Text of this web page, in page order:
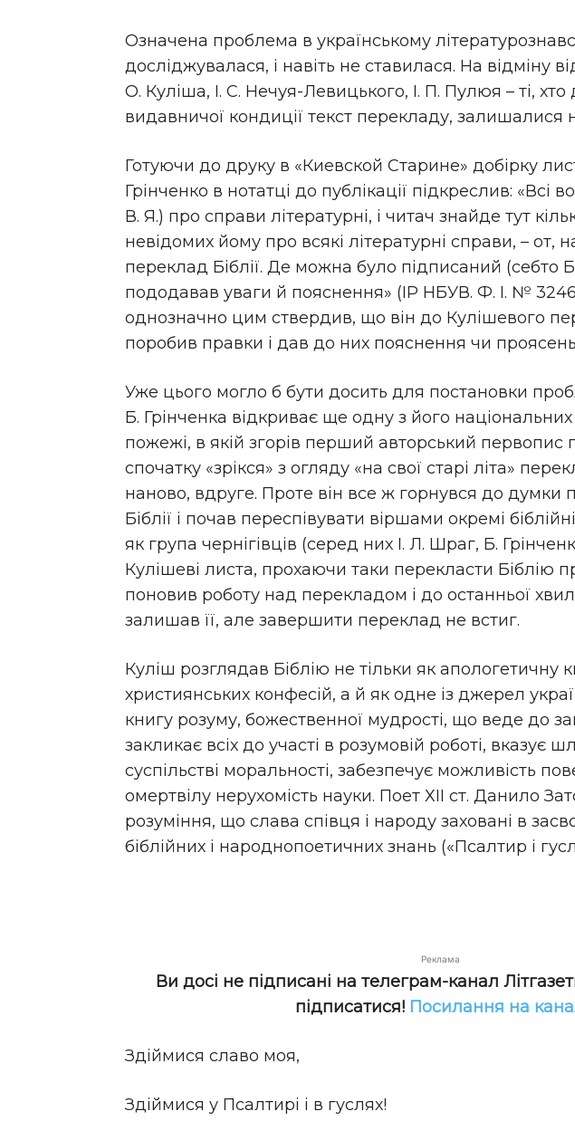
Означена проблема в українському
досліджувалася, і навіть не ставилася. На відміну
О. Куліша, І. С. Нечуя-Левицького, І. П. Пулюя – ті,
видавничої кондиції текст перекладу, залишалися
Готуючи до друку в «Киевской Старине» добірку
Грінченко в нотатці до публікації підкреслив: «Всі
В. Я.) про справи літературні, і читач знайде тут
невідомих йому про всякі літературні справи, – от,
переклад Біблії. Де можна було підписаний (себто
пододавав уваги й пояснення» (ІР НБУВ. Ф. І. №
однозначно цим ствердив, що він до Кулішевого
поробив правки і дав до них пояснення чи
Уже цього могло б бути досить для постановки
Б. Грінченка відкриває ще одну з його національних
пожежі, в якій згорів перший авторський первопис
спочатку «зрікся» з огляду «на свої старі літа»
наново, вдруге. Проте він все ж горнувся до думки
Біблії і почав переспівувати віршами окремі
як група чернігівців (серед них І. Л. Шраг, Б.
Кулішеві листа, прохаючи таки перекласти Біблію
поновив роботу над перекладом і до останньої
залишав її, але завершити переклад не встиг.
Куліш розглядав Біблію не тільки як апологетичну
християнських конфесій, а й як одне із джерел
книгу розуму, божественної мудрості, що веде до
закликає всіх до участі в розумовій роботі, вказує
суспільстві моральності, забезпечує можливість
омертвілу нерухомість науки. Поет ХІІ ст. Данило
розуміння, що слава співця і народу заховані в
біблійних і народнопоетичних знань («Псалтир і
Реклама
Ви досі не підписані на телеграм-канал
підписатися! Посилання на
Здіймися славо моя,
Здіймися у Псалтирі і в гуслях!